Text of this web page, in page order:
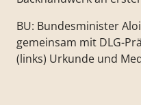
BU: Bundesminister
gemeinsam mit DLG-
(links) Urkunde und